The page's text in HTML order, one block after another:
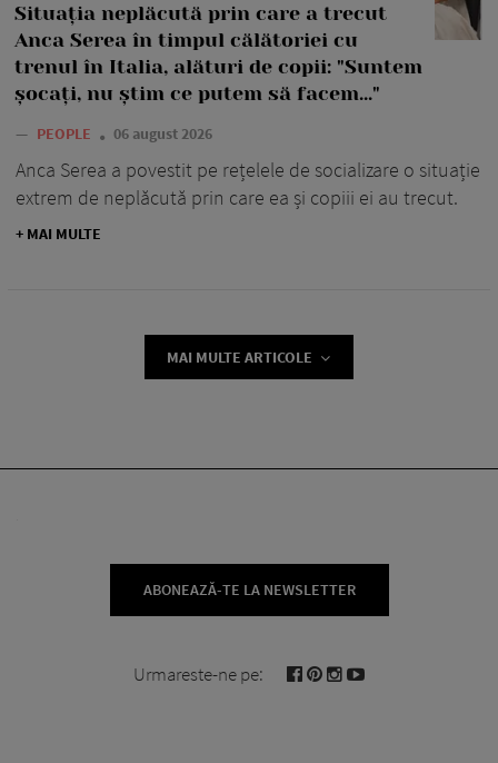
Situația neplăcută prin care a trecut
Anca Serea în timpul călătoriei cu
trenul în Italia, alături de copii: "Suntem
șocați, nu știm ce putem să facem..."
— PEOPLE 06 august 2026
Anca Serea a povestit pe rețelele de socializare o situație
extrem de neplăcută prin care ea și copiii ei au trecut.
+ MAI MULTE
MAI MULTE ARTICOLE
ABONEAZĂ-TE LA NEWSLETTER
Urmareste-ne pe: